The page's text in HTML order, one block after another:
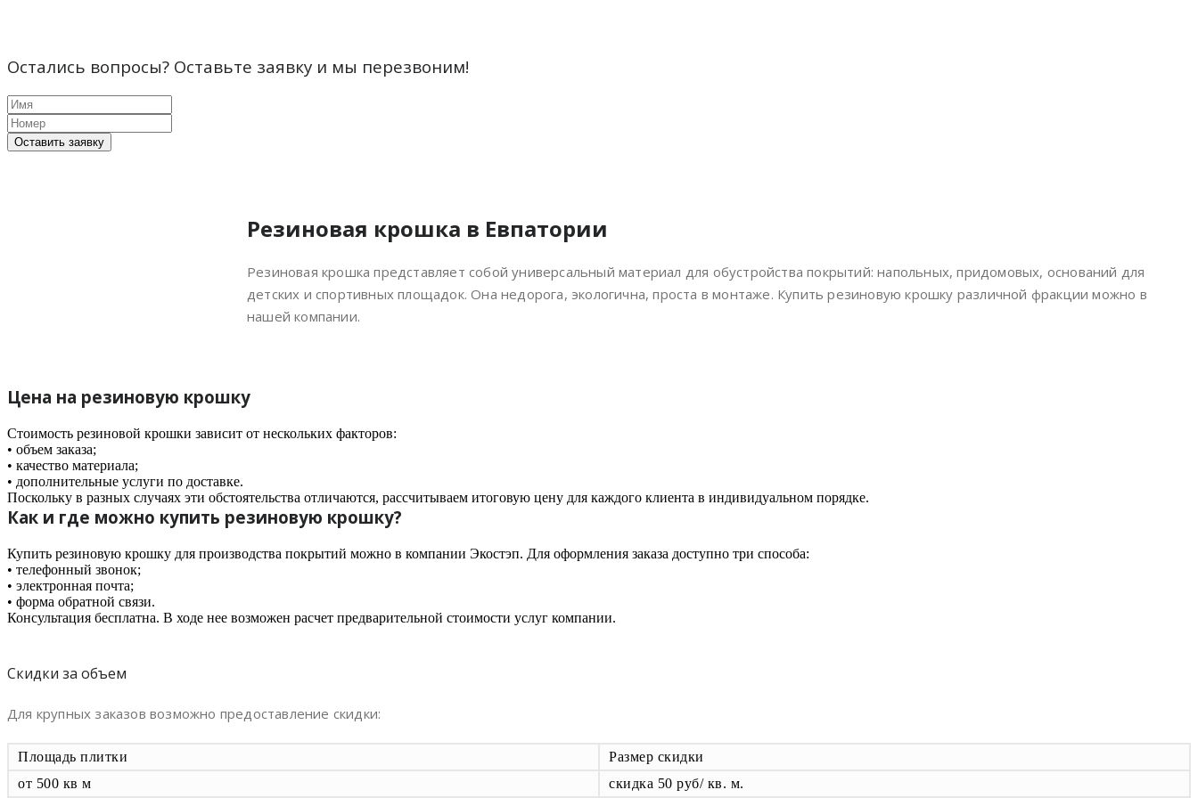
Остались вопросы? Оставьте заявку и мы перезвоним!
Оставить заявку
Резиновая крошка в Евпатории
Резиновая крошка представляет собой универсальный материал для обустройства покрытий: напольных, придомовых, оснований для
детских и спортивных площадок. Она недорога, экологична, проста в монтаже. Купить резиновую крошку различной фракции можно в
нашей компании.
Цена на резиновую крошку
Стоимость резиновой крошки зависит от нескольких факторов:
• объем заказа;
• качество материала;
• дополнительные услуги по доставке.
Поскольку в разных случаях эти обстоятельства отличаются, рассчитываем итоговую цену для каждого клиента в индивидуальном порядке.
Как и где можно купить резиновую крошку?
Купить резиновую крошку для производства покрытий можно в компании Экостэп. Для оформления заказа доступно три способа:
• телефонный звонок;
• электронная почта;
• форма обратной связи.
Консультация бесплатна. В ходе нее возможен расчет предварительной стоимости услуг компании.
Скидки за объем
Для крупных заказов возможно предоставление скидки:
Площадь плитки
Размер скидки
от 500 кв м
скидка 50 руб/ кв. м.